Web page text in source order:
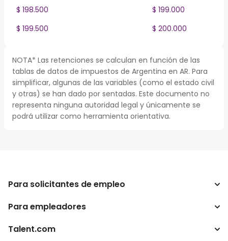
$ 198.500
$ 199.000
$ 199.500
$ 200.000
NOTA* Las retenciones se calculan en función de las
tablas de datos de impuestos de Argentina en AR. Para
simplificar, algunas de las variables (como el estado civil
y otras) se han dado por sentadas. Este documento no
representa ninguna autoridad legal y únicamente se
podrá utilizar como herramienta orientativa.
Para solicitantes de empleo
Buscador de trabajo
Para empleadores
Empresa
Talent.com